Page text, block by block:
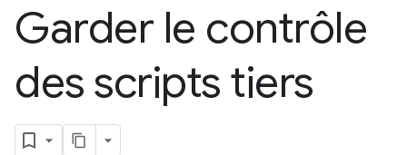
Garder le contrôle
des scripts tiers